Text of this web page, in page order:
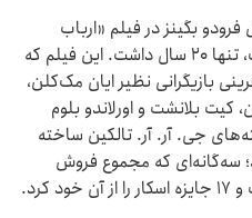
بگینز در فیلم «ارباب
حلقه‌ها: یاران حلقه» روی پرده رفت، تنها ۲۰ سال داشت. این فیلم که
نقش‌آفرینی بازیگرانی نظیر ایان مک‌کلن،
کیت بلانشت و اورلاندو بلوم
جی. آر. آر. تالکین ساخته
سه‌گانه‌ای که مجموع فروش